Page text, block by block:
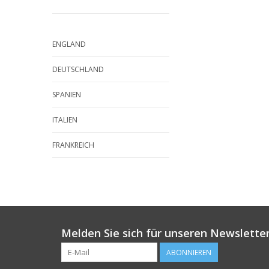
ENGLAND
DEUTSCHLAND
SPANIEN
ITALIEN
FRANKREICH
Melden Sie sich für unseren
ABONNIEREN